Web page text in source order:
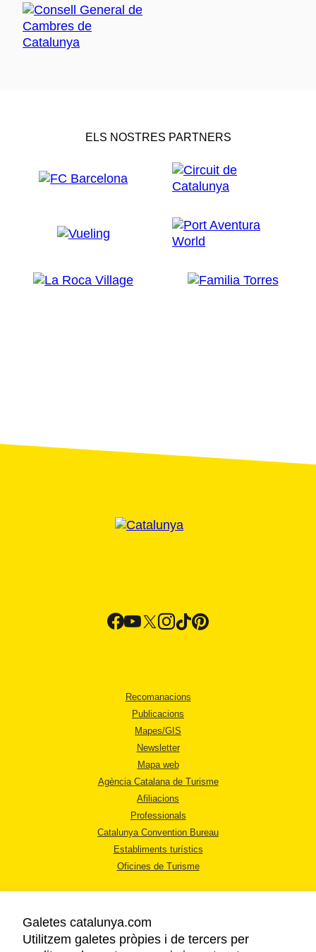
ELS NOSTRES PARTNERS
Recomanacions
Publicacions
Mapes/GIS
Newsletter
Mapa web
Agència Catalana de Turisme
Afiliacions
Professionals
Catalunya Convention Bureau
Establiments turístics
Oficines de Turisme
Galetes catalunya.com
Utilitzem galetes pròpies i de tercers per